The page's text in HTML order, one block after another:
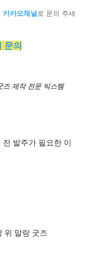
카카오채널로 문의 주세
문의
즈 제작 전문 빅스템
발주가 필요한 이
위 말랑 굿즈